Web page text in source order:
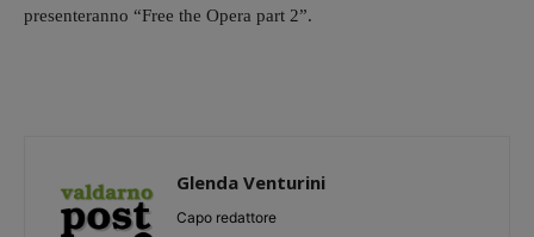
presenteranno “Free the Opera part 2”.
Glenda Venturini
Capo redattore